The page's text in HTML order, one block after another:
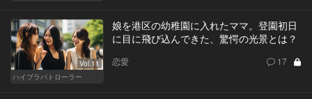
Vol.11
ハイブラパトローラー
娘を港区の幼稚園に入れたママ。登園初日
に目に飛び込んできた、驚愕の光景とは？
恋愛 17